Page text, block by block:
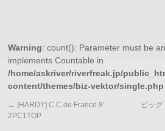
Warning: count(): Parameter must be
implements Countable in
/home/askriver/riverfreak.jp/
content/themes/biz-vektor/single.php
← [HARDY] C.C.de France 8′
2PC1TOP
ビッ